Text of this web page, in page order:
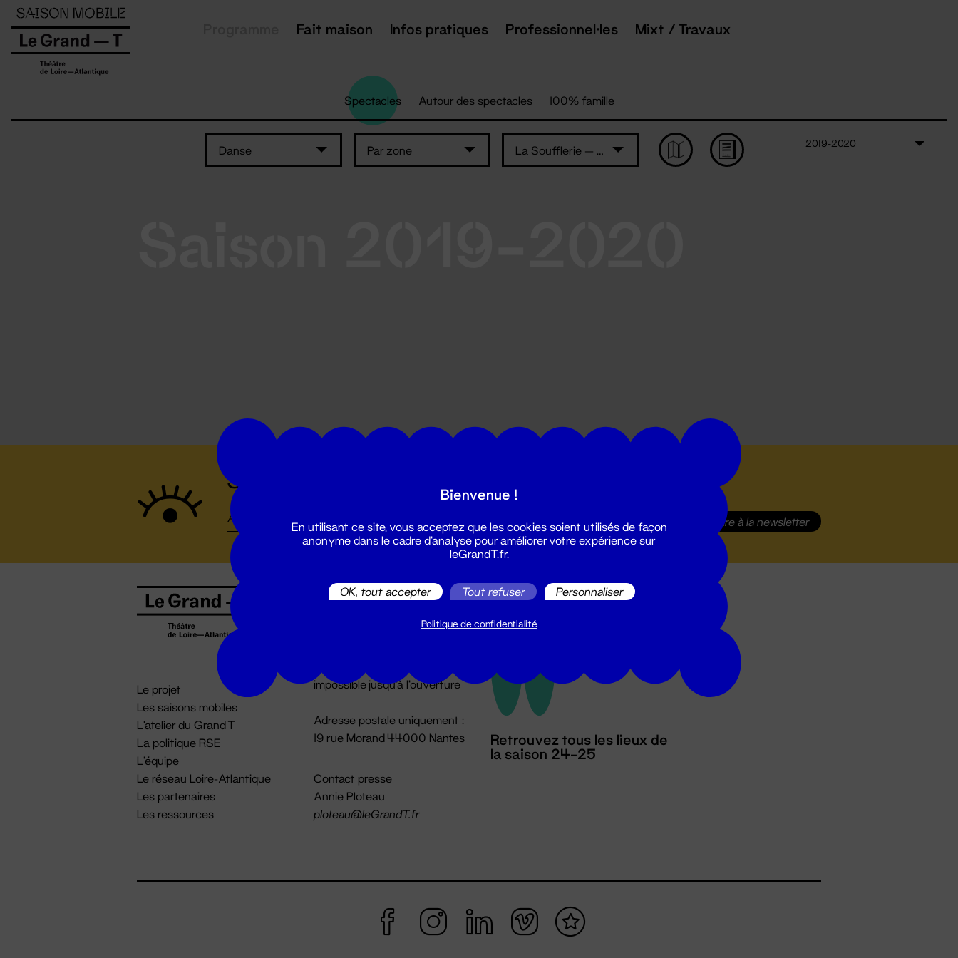
Fait maison Infos pratiques Professionnel·les Mixt / Travaux
Spectacles Autour des spectacles 100% famille
Danse Par zone La Soufflerie — L'Auditorium
2019-2020
Suivez toutes les actualités du Grand T :
S'inscrire à la newsletter
Le projet
Les saisons mobiles
L'atelier du Grand T
La politique RSE
L'équipe
Le réseau Loire-Atlantique
Les partenaires
Les ressources
Billetterie
billetterie@leGrandT.fr
impossible jusqu'à l'ouverture
Adresse postale uniquement :
19 rue Morand 44000 Nantes
Contact presse
Annie Ploteau
ploteau@leGrandT.fr
Retrouvez tous les lieux de
la saison 24-25
Panneau de gestion des cookies
Bienvenue !
En utilisant ce site, vous acceptez que les cookies soient utilisés de façon
anonyme dans le cadre d'analyse pour améliorer votre expérience sur
leGrandT.fr.
OK, tout accepter Tout refuser Personnaliser
Politique de confidentialité